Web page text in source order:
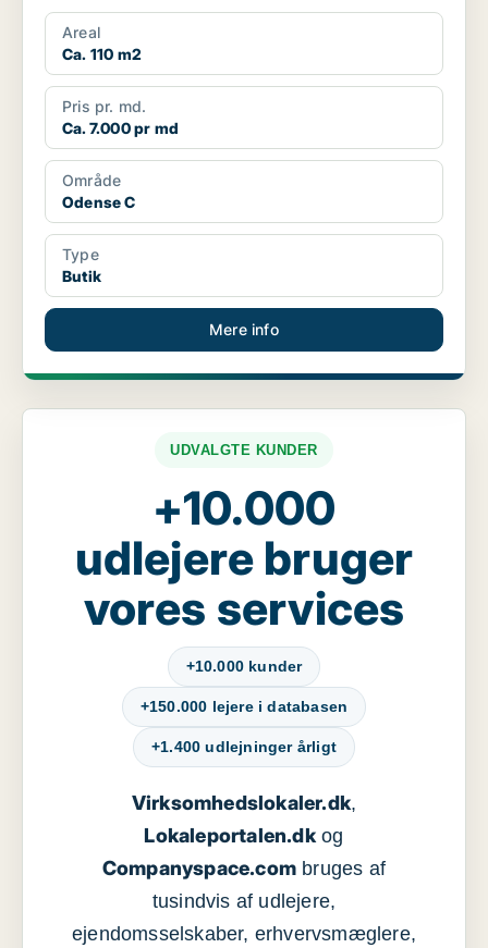
med ma...
Areal
Ca. 110 m2
Pris pr. md.
Ca. 7.000 pr md
Område
Odense C
Type
Butik
Mere info
UDVALGTE KUNDER
+10.000
udlejere bruger
vores services
+10.000 kunder
+150.000 lejere i databasen
+1.400 udlejninger årligt
Virksomhedslokaler.dk,
Lokaleportalen.dkog
Companyspace.com bruges af
tusindvis af udlejere,
ejendomsselskaber, erhvervsmæglere,